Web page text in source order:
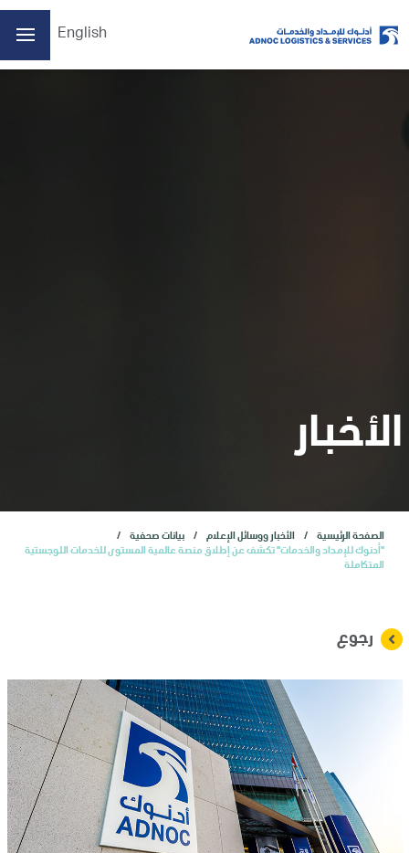
English
المستثمرون
خدمات
الأخبار
الصفحة الرئيسية الأخبار ووسائل الإعلام
بيانات صحفية
"أدنوك للإمداد والخدمات" تكشف عن إطلاق منصة عالمية المستوى للخدمات اللوجستية
المتكاملة
رجوع